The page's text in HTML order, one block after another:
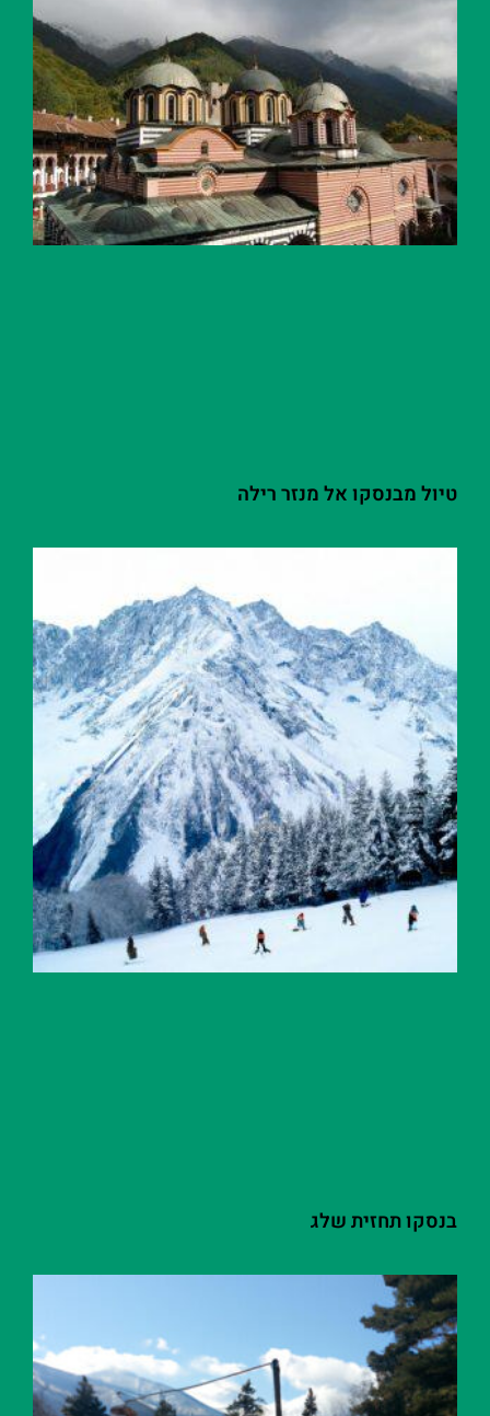
טיול מבנסקו אל מנזר רילה
בנסקו תחזית שלג